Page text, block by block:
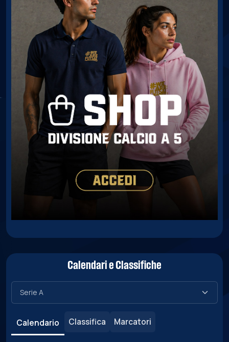
Calendari e Classifiche
Calendario Classifica Marcatori